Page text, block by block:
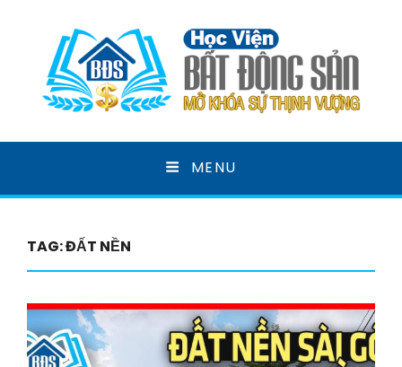
HỌC VIỆN BẤT ĐỘNG
SẢN
MENU
TAG:ĐẤT NỀN